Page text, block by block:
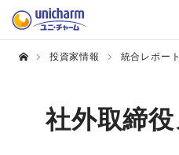
投資家情報 統合レポー
社外取締